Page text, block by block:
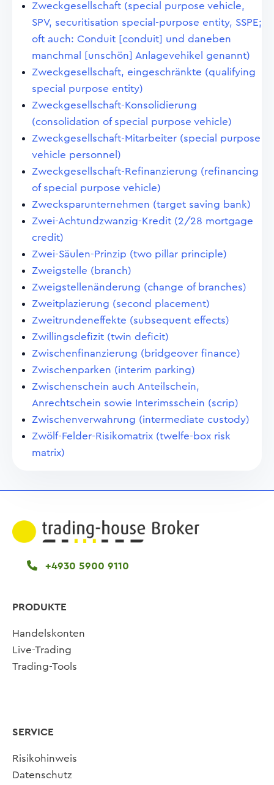
Zweckgesellschaft (special purpose vehicle,
SPV, securitisation special-purpose entity, SSPE;
oft auch: Conduit [conduit] und daneben
manchmal [unschön] Anlagevehikel genannt)
Zweckgesellschaft, eingeschränkte (qualifying
special purpose entity)
Zweckgesellschaft-Konsolidierung
(consolidation of special purpose vehicle)
Zweckgesellschaft-Mitarbeiter (special purpose
vehicle personnel)
Zweckgesellschaft-Refinanzierung (refinancing
of special purpose vehicle)
Zwecksparunternehmen (target saving bank)
Zwei-Achtundzwanzig-Kredit (2/28 mortgage
credit)
Zwei-Säulen-Prinzip (two pillar principle)
Zweigstelle (branch)
Zweigstellenänderung (change of branches)
Zweitplazierung (second placement)
Zweitrundeneffekte (subsequent effects)
Zwillingsdefizit (twin deficit)
Zwischenfinanzierung (bridgeover finance)
Zwischenparken (interim parking)
Zwischenschein auch Anteilschein,
Anrechtschein sowie Interimsschein (scrip)
Zwischenverwahrung (intermediate custody)
Zwölf-Felder-Risikomatrix (twelfe-box risk
matrix)
+4930 5900 9110
PRODUKTE
Handelskonten
Live-Trading
Trading-Tools
SERVICE
Risikohinweis
Datenschutz